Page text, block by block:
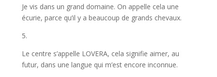
Je vis dans un grand domaine. On appelle cela une
écurie, parce qu’il y a beaucoup de grands chevaux.
5.
Le centre s’appelle LOVERA, cela signifie aimer, au
futur, dans une langue qui m’est encore inconnue.